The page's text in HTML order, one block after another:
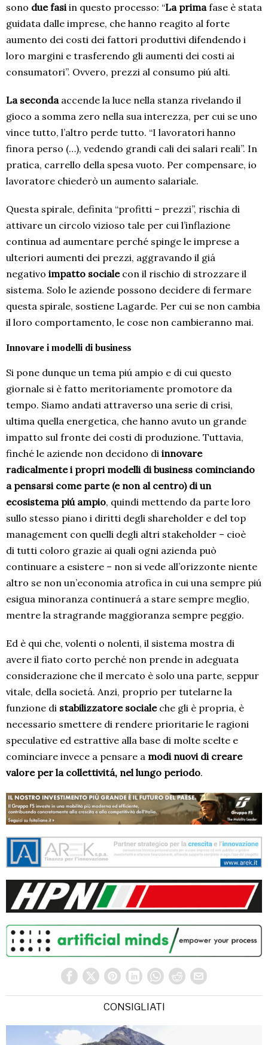
sono due fasi in questo processo: “La primafase è stata
guidata dalle imprese, che hanno reagito al forte
aumento dei costi dei fattori produttivi difendendo i
loro margini e trasferendo gli aumenti dei costi ai
consumatori”. Ovvero, prezzi al consumo piú alti.
La secondaaccende la luce nella stanza rivelando il
gioco a somma zero nella sua interezza, per cui se uno
vince tutto, l’altro perde tutto. “I lavoratori hanno
finora perso (…), vedendo grandi cali dei salari reali”. In
pratica, carrello della spesa vuoto. Per compensare, io
lavoratore chiederò un aumento salariale.
Questa spirale, definita “profitti – prezzi”, rischia di
attivare un circolo vizioso tale per cui l’inflazione
continua ad aumentare perché spinge le imprese a
ulteriori aumenti dei prezzi, aggravando il giá
negativo impatto sociale con il rischio di strozzare il
sistema. Solo le aziende possono decidere di fermare
questa spirale, sostiene Lagarde. Per cui se non cambia
il loro comportamento, le cose non cambieranno mai.
Innovare i modelli di business
Si pone dunque un tema piú ampio e di cui questo
giornale si è fatto meritoriamente promotore da
tempo. Siamo andati attraverso una serie di crisi,
ultima quella energetica, che hanno avuto un grande
impatto sul fronte dei costi di produzione. Tuttavia,
finché le aziende non decidono di innovare
radicalmente i propri modelli di business cominciando
a pensarsi come parte (e non al centro) di un
ecosistema piú ampio, quindi mettendo da parte loro
sullo stesso piano i diritti degli shareholder e del top
management con quelli degli altri stakeholder – cioè
di tutti coloro grazie ai quali ogni azienda può
continuare a esistere – non si vede all’orizzonte niente
altro se non un’economia atrofica in cui una sempre piú
esigua minoranza continuerá a stare sempre meglio,
mentre la stragrande maggioranza sempre peggio.
Ed è qui che, volenti o nolenti, il sistema mostra di
avere il fiato corto perché non prende in adeguata
considerazione che il mercato è solo una parte, seppur
vitale, della societá. Anzi, proprio per tutelarne la
funzione di stabilizzatore socialeche gli è propria, è
necessario smettere di rendere prioritarie le ragioni
speculative ed estrattive alla base di molte scelte e
cominciare invece a pensare a modi nuovi di creare
valore per la collettivitá, nel lungo periodo.
CONSIGLIATI